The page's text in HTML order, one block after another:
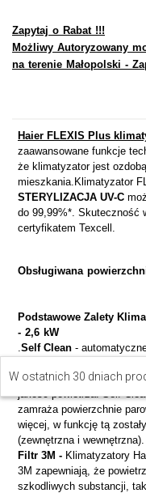
Zapytaj o Rabat !!!
Możliwy Autoryzowany
na terenie Małopolski -
Haier FLEXIS Plus
zaawansowane funkcje
że klimatyzator jest
mieszkania.Klimatyzator
STERYLIZACJA UV-C
do 99,99%*. Skuteczność
certyfikatem Texcell.
Obsługiwana
Podstawowe Zalety
- 2,6 kW
Self Clean -
podczas jego pracy. Osad
jakość powietrza. Self
zamraża powierzchnie
więcej, w funkcję tą
(zewnętrzna i wewnętrzna).
Filtr 3M - Klimatyzatory
3M zapewniają, że
szkodliwych substancji,
W ostatnich 30 dniach